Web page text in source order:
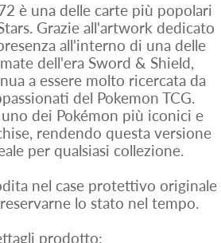
è una delle carte più popolari
Grazie all'artwork dedicato
all'interno di una delle
dell'era Sword & Shield,
a essere molto ricercata da
del Pokemon TCG.
dei Pokémon più iconici e
rendendo questa versione
per qualsiasi collezione.
nel case protettivo originale
lo stato nel tempo.
prodotto: